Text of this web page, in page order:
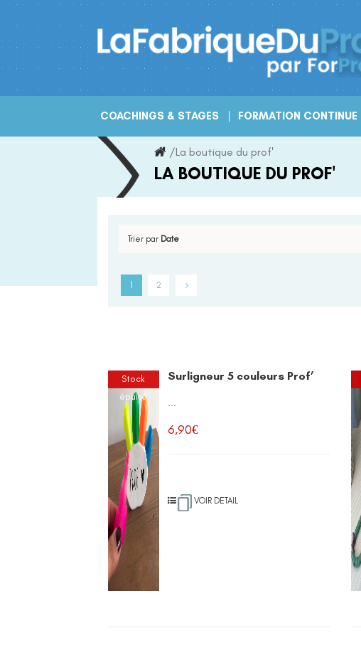
Skip
to
COACHINGS & STAGES FORMATION CONTINUE
/La boutique du prof'
LA BOUTIQUE DU PROF'
Trier par Date
1 2
Stock
épuisé
Surligneur 5 couleurs Prof’
...
6,90€
VOIR DETAIL